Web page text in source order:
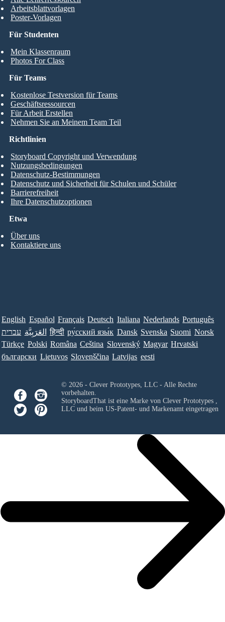
Für Studenten
Mein Klassenraum
Photos For Class
Arbeitsblattvorlagen
Poster-Vorlagen
Für Teams
Kostenlose Testversion für Teams
Geschäftsressourcen
Für Arbeit Erstellen
Nehmen Sie an Meinem Team Teil
Etwa
Über uns
Kontaktiere uns
Richtlinien
Storyboard Copyright und Verwendung
Nutzungsbedingungen
Datenschutz-Bestimmungen
Datenschutz und Sicherheit für Schulen und Schüler
Barrierefreiheit
Ihre Datenschutzoptionen
English Español Français Deutsch Italiana Nederlands Português
עברית العَرَبِيَّة हिन्दी ру́сский язы́к Dansk Svenska Suomi Norsk
Türkçe Polski Româna Ceština Slovenský Magyar Hrvatski
български Lietuvos Slovenščina Latvijas eesti
© 2026 - Clever Prototypes, LLC - Alle Rechte
vorbehalten.
StoryboardThat ist eine Marke von Clever Prototypes ,
LLCund beim US-Patent- und Markenamt eingetragen